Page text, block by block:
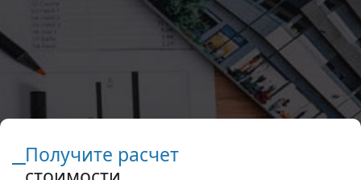
Получите расчет